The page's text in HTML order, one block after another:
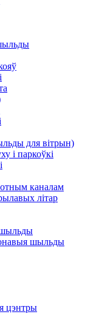
для вітрын)
і паркоўкі
каналам
літар
шыльды
цэнтры